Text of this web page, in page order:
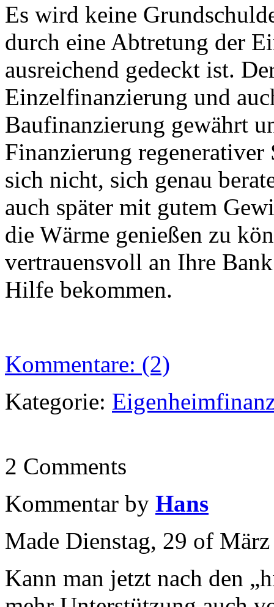
Es wird keine
durch eine Abtretung der
ausreichend gedeckt ist.
Einzelfinanzierung und
Baufinanzierung gewährt
Finanzierung regenerativer
sich nicht, sich genau
auch später mit gutem
die Wärme genießen zu
vertrauensvoll an Ihre
Hilfe bekommen.
Kommentare: (2)
Kategorie:
2 Comments
Kommentar by Hans
Made Dienstag, 29 of
Kann man jetzt nach den